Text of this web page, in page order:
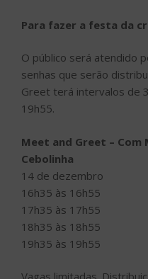
Para fazer a festa da
O público será atendido
senhas que serão
Greet terá intervalos de
19h55.
Meet and Greet – Com
Cebolinha
14 de dezembro
16h35 às 16h55
17h35 às 17h55
18h35 às 18h55
19h35 às 19h55